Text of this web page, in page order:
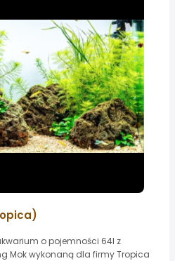
o pojemności 64l z
Mok wykonaną dla firmy Tropica